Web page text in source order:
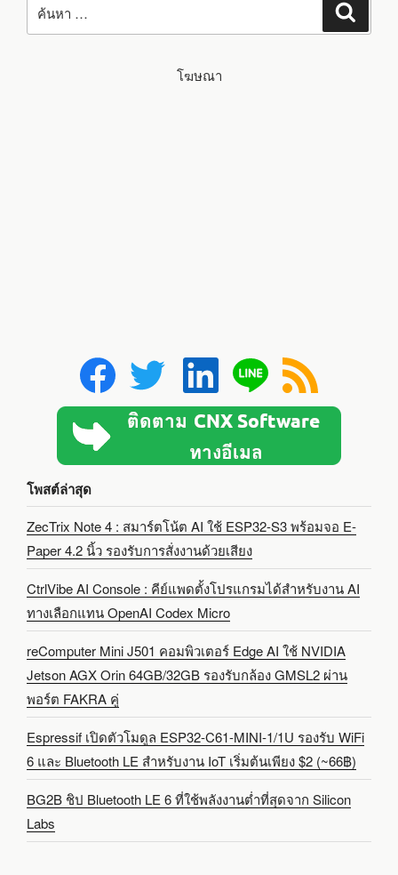
โฆษณา
โพสต์ล่าสุด
ZecTrix Note 4 : สมาร์ตโน้ต AI ใช้ ESP32-S3 พร้อมจอ E-
Paper 4.2 นิ้ว รองรับการสั่งงานด้วยเสียง
CtrlVibe AI Console : คีย์แพดตั้งโปรแกรมได้สำหรับงาน AI
ทางเลือกแทน OpenAI Codex Micro
reComputer Mini J501 คอมพิวเตอร์ Edge AI ใช้ NVIDIA
Jetson AGX Orin 64GB/32GB รองรับกล้อง GMSL2 ผ่าน
พอร์ต FAKRA คู่
Espressif เปิดตัวโมดูล ESP32-C61-MINI-1/1U รองรับ WiFi
6 และ Bluetooth LE สำหรับงาน IoT เริ่มต้นเพียง $2 (~66฿)
BG2B ชิป Bluetooth LE 6 ที่ใช้พลังงานต่ำที่สุดจาก Silicon
Labs